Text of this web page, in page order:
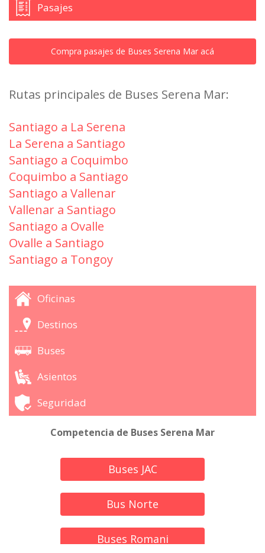
Pasajes
Compra pasajes de Buses Serena Mar acá
Rutas principales de Buses Serena Mar:
Santiago a La Serena
La Serena a Santiago
Santiago a Coquimbo
Coquimbo a Santiago
Santiago a Vallenar
Vallenar a Santiago
Santiago a Ovalle
Ovalle a Santiago
Santiago a Tongoy
Oficinas
Destinos
Buses
Asientos
Seguridad
Competencia de Buses Serena Mar
Buses JAC
Bus Norte
Buses Romani